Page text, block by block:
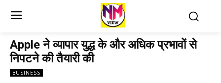
Apple ने व्यापार युद्ध के और अधिक प्रभावों से
निपटने की तैयारी की
BUSINESS